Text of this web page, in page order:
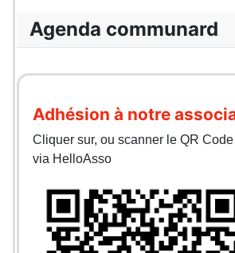
Agenda communard
Adhésion à notre
Cliquer sur, ou scanner le QR
via HelloAsso